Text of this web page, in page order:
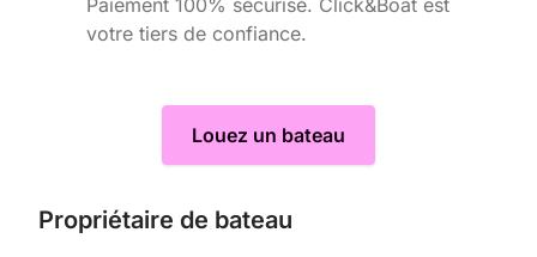
Paiement 100% sécurisé. Click&Boat est
votre tiers de confiance.
Louez un bateau
Propriétaire de bateau